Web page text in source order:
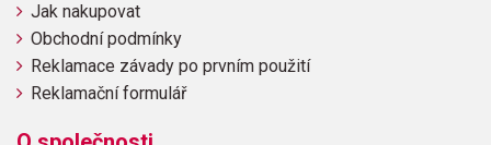
Jak nakupovat
Obchodní podmínky
Reklamace závady po prvním použití
Reklamační formulář